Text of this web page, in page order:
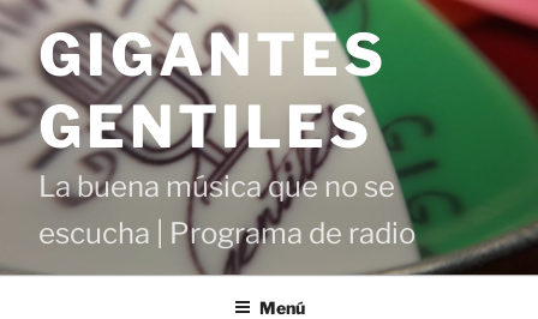
Saltar
contenido
GIGANTES
GENTILES
La buena música que no se
escucha | Programa de radio
Menú